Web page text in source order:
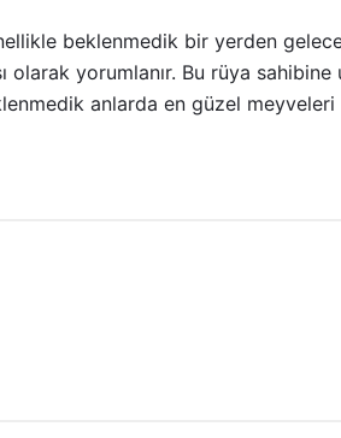
beklenmedik bir yerden
olarak yorumlanır. Bu rüya
anlarda en güzel meyveleri